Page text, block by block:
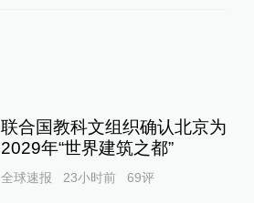
联合国教科文组织确认北京为
2029年“世界建筑之都”
全球速报 23小时前 69评